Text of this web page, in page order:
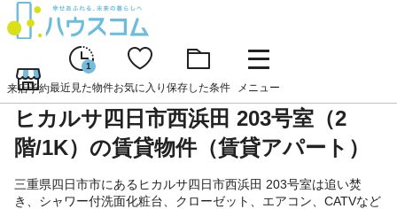
来店予約
1
最近見た物件お気に入り 保存した条件 メニュー
ヒカルサ四日市西浜田 203号室（2
階/1K）の賃貸物件（賃貸アパート）
三重県四日市市にあるヒカルサ四日市西浜田 203号室は追い焚
き、シャワー付洗面化粧台、クローゼット、エアコン、CATVなど